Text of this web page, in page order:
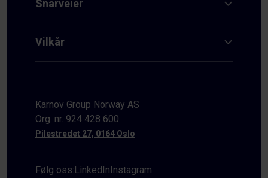
Snarveier
Vilkår
Karnov Group Norway AS
Org. nr. 924 428 600
Pilestredet 27, 0164 Oslo
Følg oss:LinkedInInstagram